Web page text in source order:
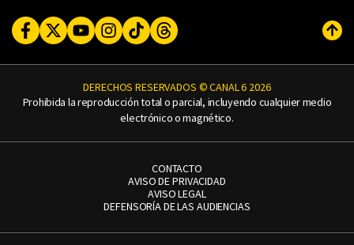
FacebookTwitterYoutubeInstagram
TikTokThreads
DERECHOS RESERVADOS © CANAL 6 2026
Prohibida la reproducción total o parcial, incluyendo cualquier medio
electrónico o magnético.
CONTACTO
AVISO DE PRIVACIDAD
AVISO LEGAL
DEFENSORÍA DE LAS AUDIENCIAS